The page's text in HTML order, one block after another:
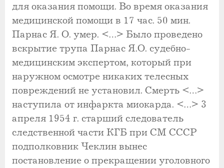
для оказания помощи. Во время оказания
медицинской помощи в 17 час. 50 мин.
Парнас Я. О. умер. <…> Было проведено
вскрытие трупа Парнас Я.О. судебно-
медицинским экспертом, который при
наружном осмотре никаких телесных
повреждений не установил. Смерть <…>
наступила от инфаркта миокарда. <…> 3
апреля 1954 г. старший следователь
следственной части КГБ при СМ СССР
подполковник Чеклин вынес
постановление о прекращении уголовного